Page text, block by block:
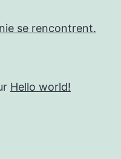
se rencontrent.
Hello world!